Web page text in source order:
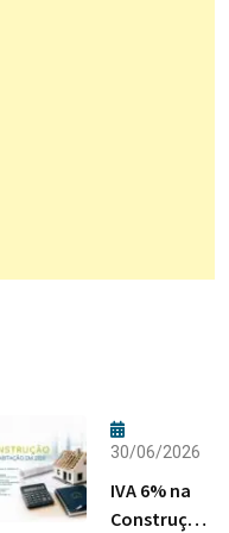
30/06/2026
IVA 6% na
Construção: